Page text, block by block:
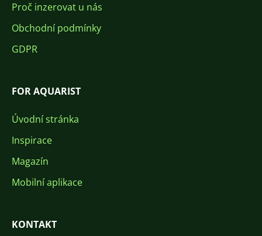
Proč inzerovat u nás
Obchodní podmínky
GDPR
FOR AQUARIST
Úvodní stránka
Inspirace
Magazín
Mobilní aplikace
KONTAKT